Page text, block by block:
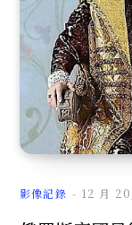
影像記錄 12 月